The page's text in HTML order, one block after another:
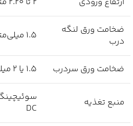
ضخامت ورق لنگه
درب
1.5 میلی‌متر
ضخامت ورق سردرب 1.5 یا 2 میلی‌متر
منبع تغذیه
DC